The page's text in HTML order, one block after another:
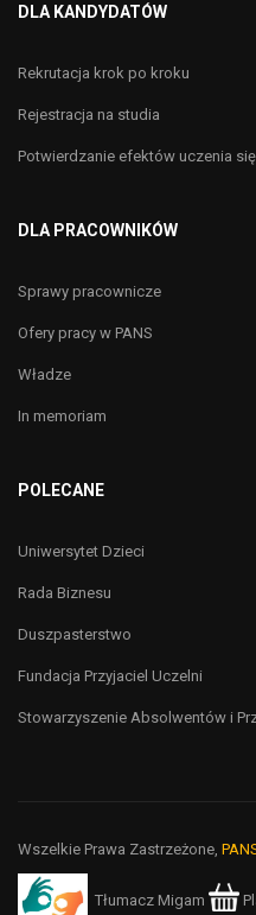
DLA KANDYDATÓW
Rekrutacja krok po kroku
Rejestracja na studia
Potwierdzanie efektów uczenia się
DLA PRACOWNIKÓW
Sprawy pracownicze
Ofery pracy w PANS
Władze
In memoriam
POLECANE
Uniwersytet Dzieci
Rada Biznesu
Duszpasterstwo
Fundacja Przyjaciel Uczelni
Stowarzyszenie Absolwentów i
Wszelkie Prawa Zastrzeżone,
Tłumacz Migam